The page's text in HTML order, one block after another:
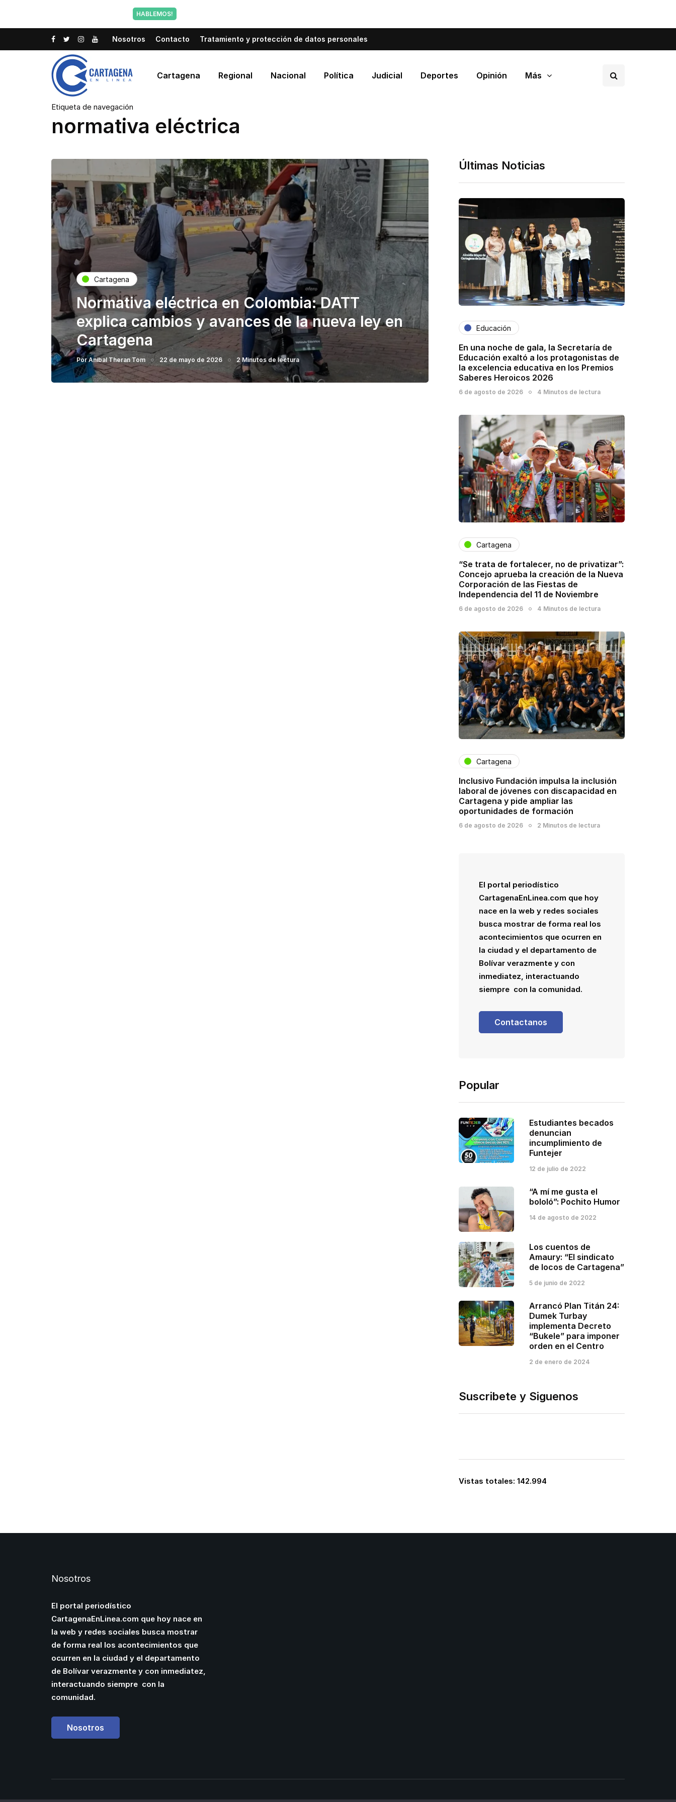
HABLEMOS!
Nosotros Contacto Tratamiento y protección de datos personales
Cartagena Regional Nacional Política Judicial Deportes Opinión Más
Etiqueta de navegación
normativa eléctrica
Cartagena
Normativa eléctrica en Colombia: DATT
explica cambios y avances de la nueva ley en
Cartagena
PorAnibal Theran Tom 22 de mayo de 2026 2 Minutos de lectura
Últimas Noticias
Educación
En una noche de gala, la Secretaría de
Educación exaltó a los protagonistas de
la excelencia educativa en los Premios
Saberes Heroicos 2026
6 de agosto de 2026 4 Minutos de lectura
Cartagena
“Se trata de fortalecer, no de privatizar”:
Concejo aprueba la creación de la Nueva
Corporación de las Fiestas de
Independencia del 11 de Noviembre
6 de agosto de 2026 4 Minutos de lectura
Cartagena
Inclusivo Fundación impulsa la inclusión
laboral de jóvenes con discapacidad en
Cartagena y pide ampliar las
oportunidades de formación
6 de agosto de 2026 2 Minutos de lectura
El portal periodístico
CartagenaEnLinea.com que hoy
nace en la web y redes sociales
busca mostrar de forma real los
acontecimientos que ocurren en
la ciudad y el departamento de
Bolívar verazmente y con
inmediatez, interactuando
siempre con la comunidad.
Contactanos
Popular
Estudiantes becados
denuncian
incumplimiento de
Funtejer
12 de julio de 2022
“A mí me gusta el
bololó”: Pochito Humor
14 de agosto de 2022
Los cuentos de
Amaury: “El sindicato
de locos de Cartagena”
5 de junio de 2022
Arrancó Plan Titán 24:
Dumek Turbay
implementa Decreto
“Bukele” para imponer
orden en el Centro
2 de enero de 2024
Suscribete y Siguenos
Vistas totales: 142.994
Nosotros
El portal periodístico
CartagenaEnLinea.com que hoy nace en
la web y redes sociales busca mostrar
de forma real los acontecimientos que
ocurren en la ciudad y el departamento
de Bolívar verazmente y con inmediatez,
interactuando siempre con la
comunidad.
Nosotros